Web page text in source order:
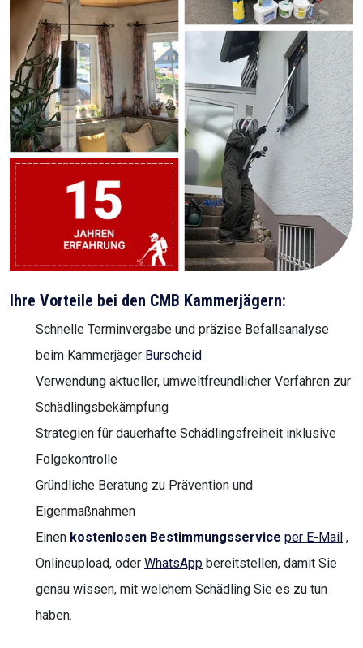
Ihre Vorteile bei den CMB Kammerjägern:
Schnelle Terminvergabe und präzise Befallsanalyse
beim Kammerjäger Burscheid
Verwendung aktueller, umweltfreundlicher Verfahren zur
Schädlingsbekämpfung
Strategien für dauerhafte Schädlingsfreiheit inklusive
Folgekontrolle
Gründliche Beratung zu Prävention und
Eigenmaßnahmen
Einen kostenlosen Bestimmungsservice per E-Mail ,
Onlineupload, oder WhatsApp bereitstellen, damit Sie
genau wissen, mit welchem Schädling Sie es zu tun
haben.